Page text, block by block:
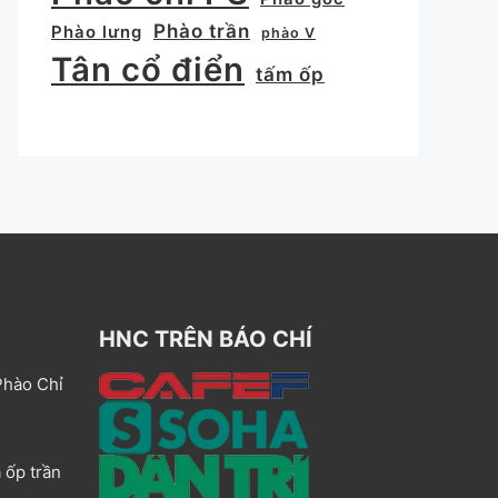
Phào lưng
Phào trần phào V
Tân cổ điển tấm ốp
Chỉ
ốp trần
HNC TRÊN BÁO CHÍ